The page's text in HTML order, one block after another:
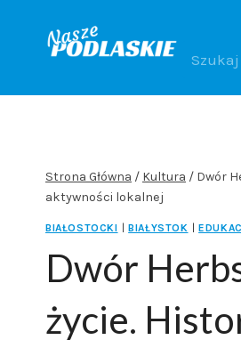
Szukaj:
Strona Główna / Kultura / Dwór
aktywności lokalnej
BIAŁOSTOCKI BIAŁYSTOK
Dwór
życie.